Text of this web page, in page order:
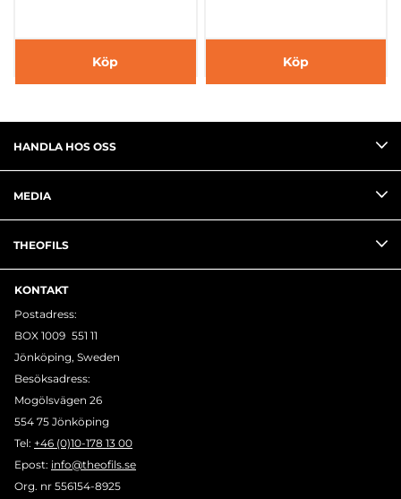
Köp Köp
HANDLA HOS OSS
MEDIA
THEOFILS
KONTAKT
Postadress:
BOX 1009 551 11
Jönköping, Sweden
Besöksadress:
Mogölsvägen 26
554 75 Jönköping
Tel: +46 (0)10-178 13 00
Epost: info@theofils.se
Org. nr 556154-8925